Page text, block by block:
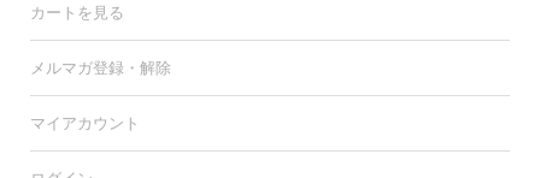
カートを見る
メルマガ登録・解除
マイアカウント